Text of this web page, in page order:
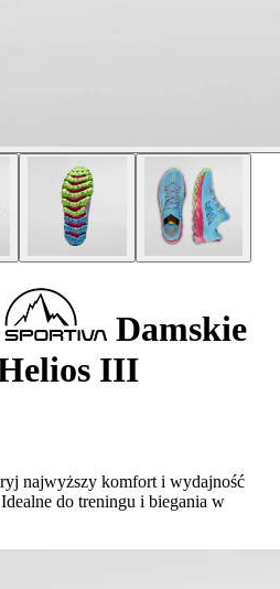
Damskie
III
najwyższy komfort i wydajność
do treningu i biegania w